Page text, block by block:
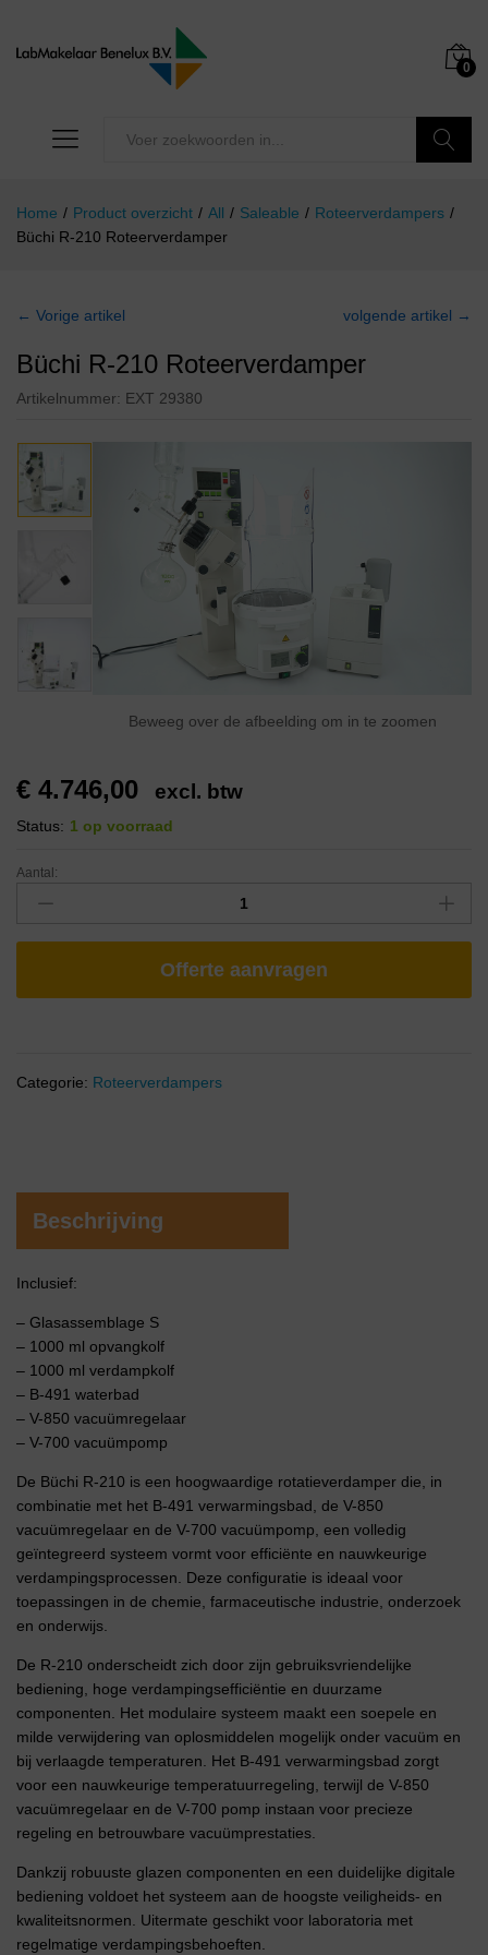
0
Home / Product overzicht / All / Saleable / Roteerverdampers /
Büchi R-210 Roteerverdamper
← Vorige artikel volgende artikel →
Büchi R-210 Roteerverdamper
Artikelnummer: EXT 29380
Beweeg over de afbeelding om in te zoomen
€ 4.746,00 excl. btw
Status: 1 op voorraad
Aantal:
Offerte aanvragen
Categorie: Roteerverdampers
Beschrijving
Inclusief:
– Glasassemblage S
– 1000 ml opvangkolf
– 1000 ml verdampkolf
– B-491 waterbad
– V-850 vacuümregelaar
– V-700 vacuümpomp
De Büchi R-210 is een hoogwaardige rotatieverdamper die, in
combinatie met het B-491 verwarmingsbad, de V-850
vacuümregelaar en de V-700 vacuümpomp, een volledig
geïntegreerd systeem vormt voor efficiënte en nauwkeurige
verdampingsprocessen. Deze configuratie is ideaal voor
toepassingen in de chemie, farmaceutische industrie, onderzoek
en onderwijs.
De R-210 onderscheidt zich door zijn gebruiksvriendelijke
bediening, hoge verdampingsefficiëntie en duurzame
componenten. Het modulaire systeem maakt een soepele en
milde verwijdering van oplosmiddelen mogelijk onder vacuüm en
bij verlaagde temperaturen. Het B-491 verwarmingsbad zorgt
voor een nauwkeurige temperatuurregeling, terwijl de V-850
vacuümregelaar en de V-700 pomp instaan voor precieze
regeling en betrouwbare vacuümprestaties.
Dankzij robuuste glazen componenten en een duidelijke digitale
bediening voldoet het systeem aan de hoogste veiligheids- en
kwaliteitsnormen. Uitermate geschikt voor laboratoria met
regelmatige verdampingsbehoeften.